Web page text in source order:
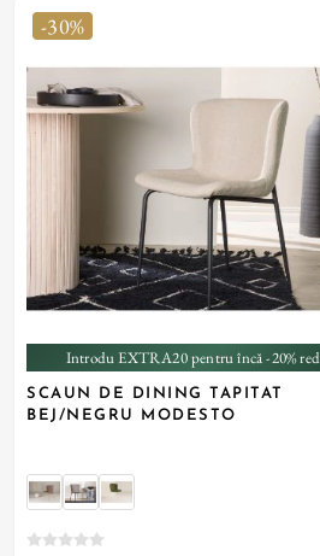
-30%
Introdu EXTRA20 pentru încă -20%
SCAUN DE DINING TAPITAT
BEJ/NEGRU MODESTO